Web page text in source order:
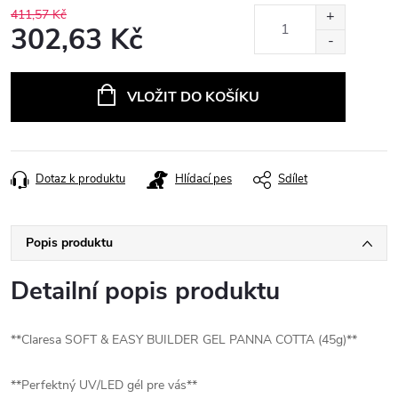
411,57 Kč
302,63 Kč
VLOŽIT DO KOŠÍKU
Dotaz k produktu Hlídací pes Sdílet
Popis produktu
Detailní popis produktu
**Claresa SOFT & EASY BUILDER GEL PANNA COTTA (45g)**
**Perfektný UV/LED gél pre vás**